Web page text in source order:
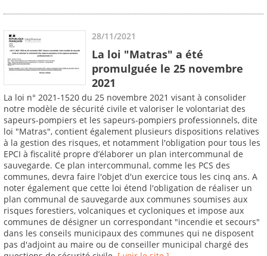
28/11/2021
La loi "Matras" a été
promulguée le 25 novembre
2021
La loi n° 2021-1520 du 25 novembre 2021 visant à consolider
notre modèle de sécurité civile et valoriser le volontariat des
sapeurs-pompiers et les sapeurs-pompiers professionnels, dite
loi "Matras", contient également plusieurs dispositions relatives
à la gestion des risques, et notamment l'obligation pour tous les
EPCI à fiscalité propre d’élaborer un plan intercommunal de
sauvegarde. Ce plan intercommunal, comme les PCS des
communes, devra faire l'objet d'un exercice tous les cinq ans. A
noter également que cette loi étend l'obligation de réaliser un
plan communal de sauvegarde aux communes soumises aux
risques forestiers, volcaniques et cycloniques et impose aux
communes de désigner un correspondant "incendie et secours"
dans les conseils municipaux des communes qui ne disposent
pas d'adjoint au maire ou de conseiller municipal chargé des